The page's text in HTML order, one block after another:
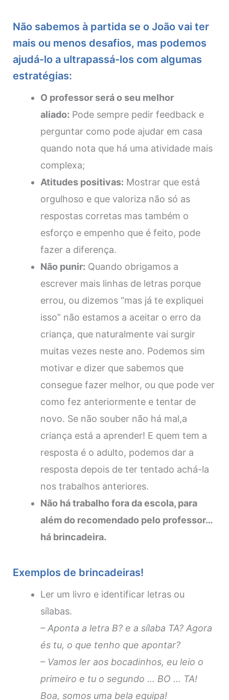
Não sabemos à partida se o João vai ter
mais ou menos desafios, mas podemos
ajudá-lo a ultrapassá-los com algumas
estratégias:
O professor será o seu melhor
aliado: Pode sempre pedir feedback e
perguntar como pode ajudar em casa
quando nota que há uma atividade mais
complexa;
Atitudes positivas: Mostrar que está
orgulhoso e que valoriza não só as
respostas corretas mas também o
esforço e empenho que é feito, pode
fazer a diferença.
Não punir: Quando obrigamos a
escrever mais linhas de letras porque
errou, ou dizemos “mas já te expliquei
isso” não estamos a aceitar o erro da
criança, que naturalmente vai surgir
muitas vezes neste ano. Podemos sim
motivar e dizer que sabemos que
consegue fazer melhor, ou que pode ver
como fez anteriormente e tentar de
novo. Se não souber não há mal,a
criança está a aprender! E quem tem a
resposta é o adulto, podemos dar a
resposta depois de ter tentado achá-la
nos trabalhos anteriores.
Não há trabalho fora da escola, para
além do recomendado pelo professor…
há brincadeira.
Exemplos de brincadeiras!
Ler um livro e identificar letras ou
sílabas.
– Aponta a letra B? e a sílaba TA? Agora
és tu, o que tenho que apontar?
– Vamos ler aos bocadinhos, eu leio o
primeiro e tu o segundo … BO … TA!
Boa, somos uma bela equipa!